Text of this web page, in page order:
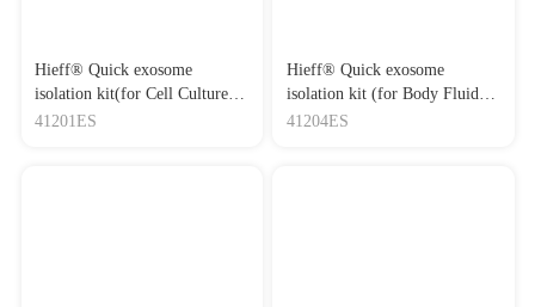
Hieff® Quick exosome
isolation kit(for Cell Culture
Media) 细胞培养上清外泌体
41201ES
Hieff® Quick exosome
isolation kit (for Body Fluids)
体液外泌体快速抽提试剂盒
41204ES